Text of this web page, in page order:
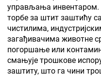
управљања инвентаром.
торбе за штит заштићу
чистилима,
загађивачима животне
погоршање или
смањује трошкове
заштиту, што га чини